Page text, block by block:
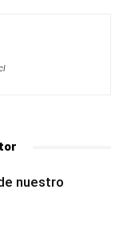
nuestro